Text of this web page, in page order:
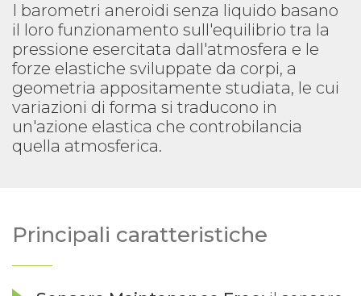
I barometri aneroidi senza liquido basano
il loro funzionamento sull'equilibrio tra la
pressione esercitata dall'atmosfera e le
forze elastiche sviluppate da corpi, a
geometria appositamente studiata, le cui
variazioni di forma si traducono in
un'azione elastica che controbilancia
quella atmosferica.
Principali caratteristiche